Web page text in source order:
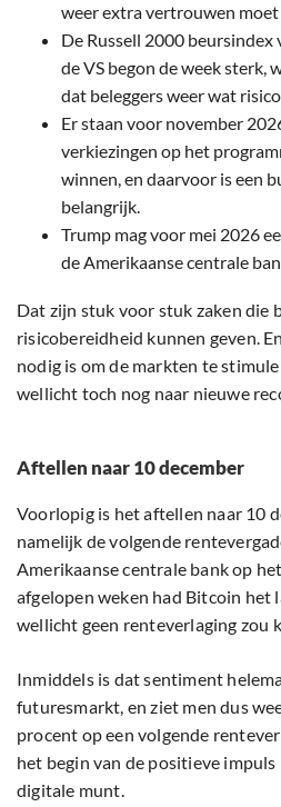
weer extra vertrouwen moet
De Russell 2000
de VS begon de week sterk,
dat beleggers weer wat
Er staan voor november
verkiezingen op het
winnen, en daarvoor is een
belangrijk.
Trump mag voor mei 2026
de Amerikaanse centrale
Dat zijn stuk voor stuk zaken die
risicobereidheid kunnen geven.
nodig is om de markten te
wellicht toch nog naar nieuwe
Aftellen naar 10 december
Voorlopig is het aftellen naar 10
namelijk de volgende
Amerikaanse centrale bank op
afgelopen weken had Bitcoin het
wellicht geen renteverlaging zou
Inmiddels is dat sentiment
futuresmarkt, en ziet men dus
procent op een volgende
het begin van de positieve
digitale munt.